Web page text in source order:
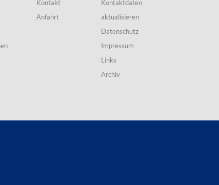
Kontakt
Anfahrt
Kontaktdaten
aktualisieren
Datenschutz
Impressum
Links
Archiv